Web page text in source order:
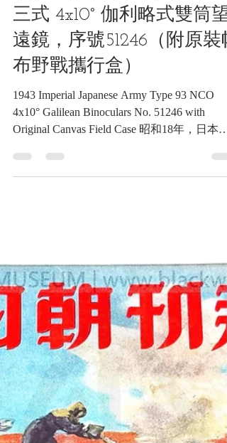
3月8日 讀畢需時 8 分鐘
觀測類收藏品
昭和18年，日本帝國陸軍 九
三式 4x10° 伽利略式雙筒望
序號51246（附原裝帆布野戰攜行盒）
《Black Water Museum Collections | 黑水博物
館藏》 1. 基本資料 文物名稱： 昭和18年，日
本帝國陸軍 九三式 4x10° 伽利略式雙筒望遠
鏡，序號51246（附原裝帆布野戰攜行盒）
文名稱： 1943 Imperial Japanese Army Type 93
NCO 4x10° Galilean Binoculars No. 51246 with
Original Canvas Field Case 文物序號： No.
51246 製造年份： 昭和18年（民國32年|1943
年）／ 定型於昭和8年（民國22年|1933年）
製造單位： 由民間光學廠（如日本光